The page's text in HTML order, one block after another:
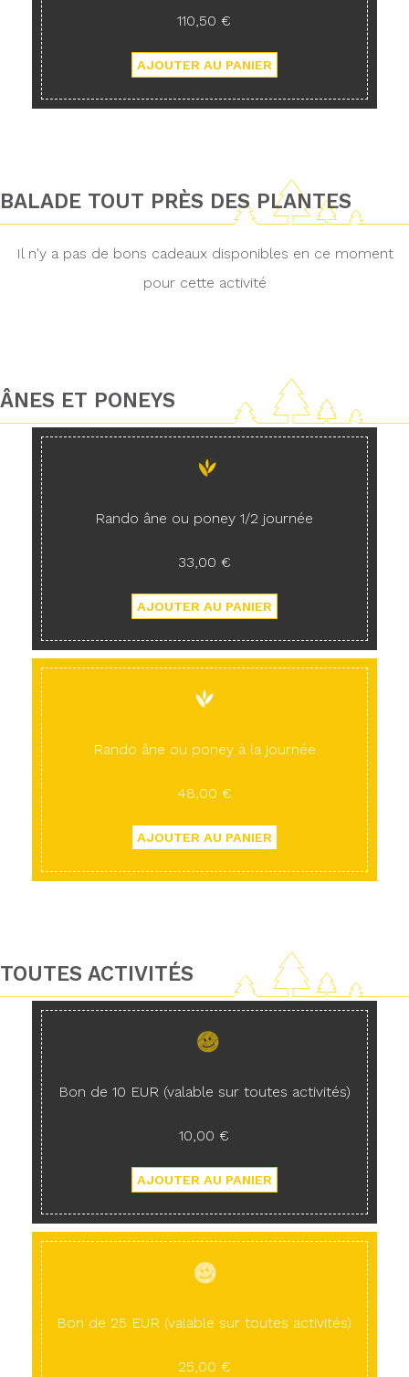
110,50 €
BALADE TOUT PRÈS DES PLANTES
Il n'y a pas de bons cadeaux disponibles en ce moment
pour cette activité
ÂNES ET PONEYS
Rando âne ou poney 1/2 journée
33,00 €
Rando âne ou poney à la journée
48,00 €
TOUTES ACTIVITÉS
Bon de 10 EUR (valable sur toutes activités)
10,00 €
Bon de 25 EUR (valable sur toutes activités)
25,00 €